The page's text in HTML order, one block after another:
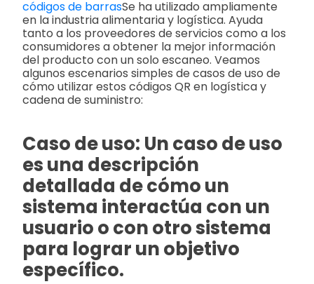
códigos de barrasSe ha utilizado ampliamente
en la industria alimentaria y logística. Ayuda
tanto a los proveedores de servicios como a los
consumidores a obtener la mejor información
del producto con un solo escaneo. Veamos
algunos escenarios simples de casos de uso de
cómo utilizar estos códigos QR en logística y
cadena de suministro:
Caso de uso: Un caso de uso
es una descripción
detallada de cómo un
sistema interactúa con un
usuario o con otro sistema
para lograr un objetivo
específico.